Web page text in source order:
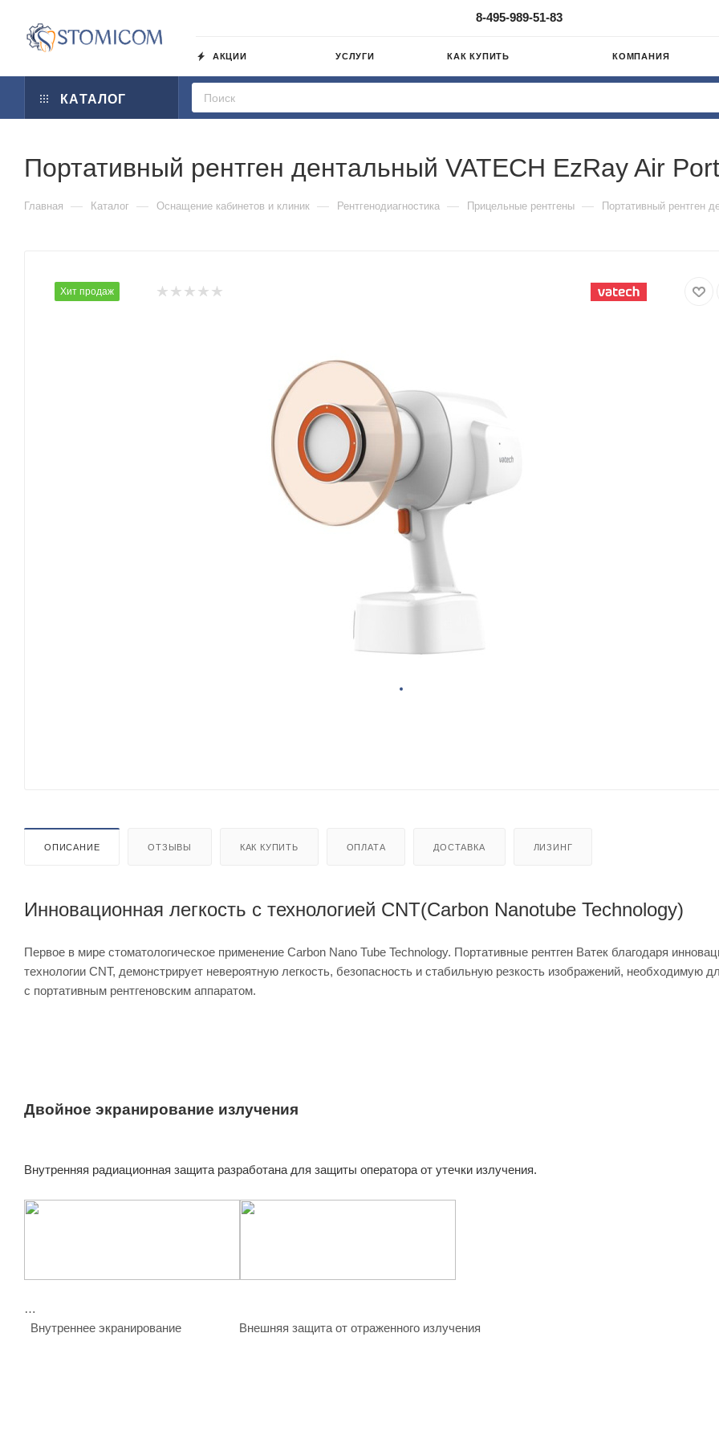
8-495-989-51-83
АКЦИИ УСЛУГИ КАК КУПИТЬ КОМПАНИЯ
КАТАЛОГ
Портативный рентген дентальный VATECH EzRay Air
Главная — Каталог — Оснащение кабинетов и клиник — Рентгенодиагностика — Прицельные рентгены — Портативный рентген
Хит продаж
ОПИСАНИЕ ОТЗЫВЫ КАК КУПИТЬ ОПЛАТА ДОСТАВКА ЛИЗИНГ
Инновационная легкость с технологией CNT(Carbon Nanotube Technology)
Первое в мире стоматологическое применение Carbon Nano Tube Technology. Портативные рентген Ватек благодаря
технологии CNT, демонстрирует невероятную легкость, безопасность и стабильную резкость изображений, необходимую
с портативным рентгеновским аппаратом.
Двойное экранирование излучения
Внутренняя радиационная защита разработана для защиты оператора от утечки излучения.
Внутреннее экранирование Внешняя защита от отраженного излучения